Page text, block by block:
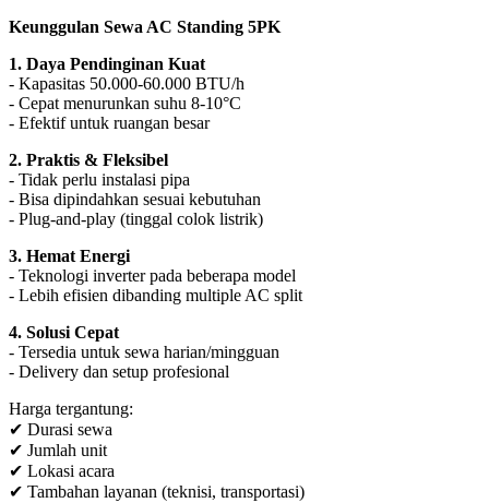
Keunggulan Sewa AC Standing 5PK
1. Daya Pendinginan Kuat
- Kapasitas 50.000-60.000 BTU/h
- Cepat menurunkan suhu 8-10°C
- Efektif untuk ruangan besar
2. Praktis & Fleksibel
- Tidak perlu instalasi pipa
- Bisa dipindahkan sesuai kebutuhan
- Plug-and-play (tinggal colok listrik)
3. Hemat Energi
- Teknologi inverter pada beberapa model
- Lebih efisien dibanding multiple AC split
4. Solusi Cepat
- Tersedia untuk sewa harian/mingguan
- Delivery dan setup profesional
Harga tergantung:
✔ Durasi sewa
✔ Jumlah unit
✔ Lokasi acara
✔ Tambahan layanan (teknisi, transportasi)